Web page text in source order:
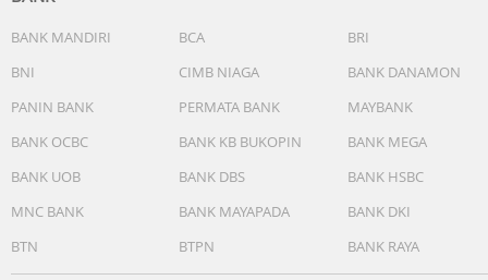
dilakukan sebelum pesanan diselesaikan) dan wajib video
BANK MANDIRI BCA
BRI
BNI
CIMB NIAGA
BANK DANAMON
PANIN BANK
PERMATA BANK
MAYBANK
BANK OCBC
BANK KB BUKOPIN
BANK MEGA
BANK UOB
BANK DBS
BANK HSBC
MNC BANK
BANK MAYAPADA
BANK DKI
BTN
BTPN BANK RAYA